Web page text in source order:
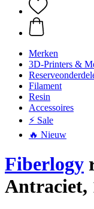
Merken
3D-Printers &
Filament
Resin
Accessoires
⚡ Sale
🔥 Nieuw
Fiberlogy
Antraciet,